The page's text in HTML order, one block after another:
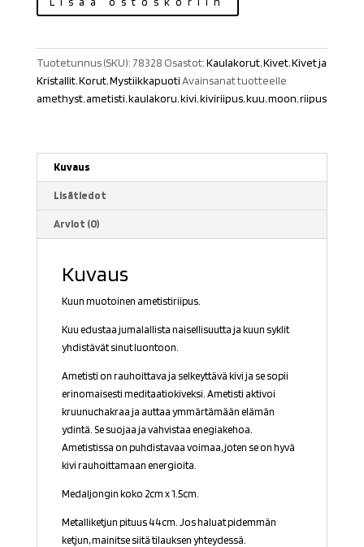
kuuriipus
Tuotetunnus (SKU): 78328 Osastot:Kaulakorut,Kivet,Kivet ja
Kristallit,Korut,MystiikkapuotiAvainsanat tuotteelle
amethyst,ametisti,kaulakoru,kivi,kiviriipus,kuu,moon,riipus
Kuvaus
Lisätiedot
Arviot (0)
Kuvaus
Kuun muotoinen ametistiriipus.
Kuu edustaa jumalallista naisellisuutta ja kuun syklit
yhdistävät sinut luontoon.
Ametisti on rauhoittava ja selkeyttävä kivi ja se sopii
erinomaisesti meditaatiokiveksi. Ametisti aktivoi
kruunuchakraa ja auttaa ymmärtämään elämän
ydintä. Se suojaa ja vahvistaa enegiakehoa.
Ametistissa on puhdistavaa voimaa, joten se on hyvä
kivi rauhoittamaan energioita.
Medaljongin koko 2cm x 1.5cm.
Metalliketjun pituus 44cm. Jos haluat pidemmän
ketjun, mainitse siitä tilauksen yhteydessä.